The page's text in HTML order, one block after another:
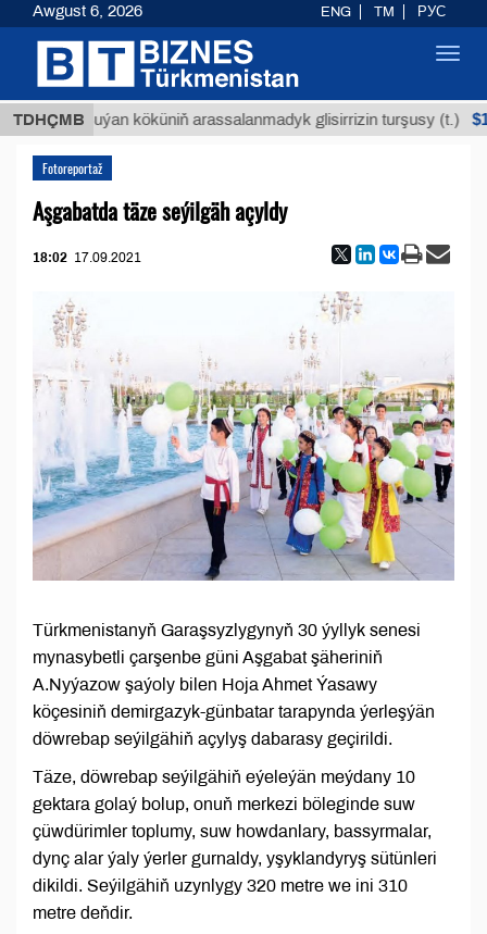
TDHÇMB
Buýan köküniň arassalanmadyk glisirrizin turşusy (t.)
Fotoreportaž
Aşgabatda täze seýilgäh açyldy
18:02 17.09.2021
Türkmenistanyň Garaşsyzlygynyň 30 ýyllyk senesi
mynasybetli çarşenbe güni Aşgabat şäheriniň
A.Nyýazow şaýoly bilen Hoja Ahmet Ýasawy
köçesiniň demirgazyk-günbatar tarapynda ýerleşýän
döwrebap seýilgähiň açylyş dabarasy geçirildi.
Täze, döwrebap seýilgähiň eýeleýän meýdany 10
gektara golaý bolup, onuň merkezi böleginde suw
çüwdürimler toplumy, suw howdanlary, bassyrmalar,
dynç alar ýaly ýerler gurnaldy, yşyklandyryş sütünleri
dikildi. Seýilgähiň uzynlygy 320 metre we ini 310
metre deňdir.
Awgust 6, 2026 ENG TM РУС